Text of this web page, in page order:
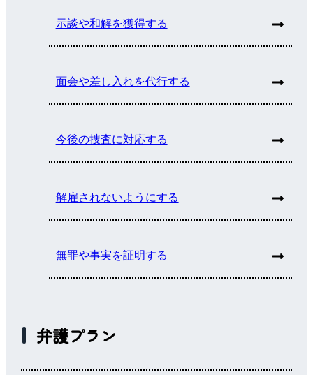
示談や和解を獲得する
面会や差し入れを代行する
今後の捜査に対応する
解雇されないようにする
無罪や事実を証明する
弁護プラン